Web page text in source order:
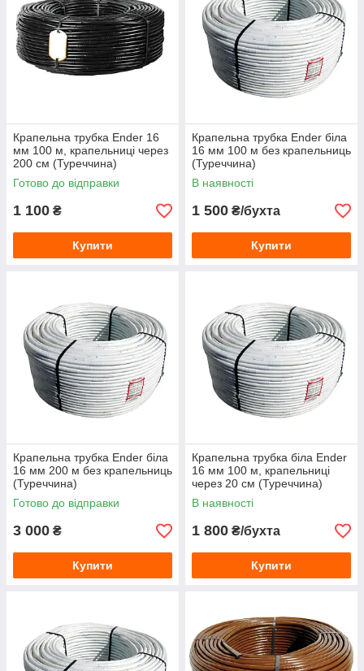
Крапельна трубка Ender 16
мм 100 м, крапельниці через
200 см (Туреччина)
Готово до відправки
1 100 ₴
Купити
Крапельна трубка Ender біла
16 мм 100 м без крапельниць
(Туреччина)
В наявності
1 500 ₴/бухта
Купити
Крапельна трубка Ender біла
16 мм 200 м без крапельниць
(Туреччина)
Готово до відправки
3 000 ₴
Купити
Крапельна трубка біла Ender
16 мм 100 м, крапельниці
через 20 см (Туреччина)
В наявності
1 800 ₴/бухта
Купити